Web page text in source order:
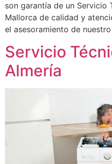
son garantía de un Servicio
Mallorca de calidad y
el asesoramiento de
Servicio
Almería